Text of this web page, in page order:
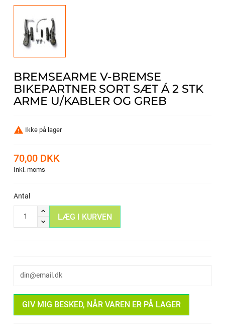
BREMSEARME V-BREMSE
BIKEPARTNER SORT SÆT Á 2 STK
ARME U/KABLER OG GREB
 Ikke på lager
70,00 DKK
Inkl. moms
Antal
LÆG I KURVEN
GIV MIG BESKED, NÅR VAREN ER PÅ LAGER